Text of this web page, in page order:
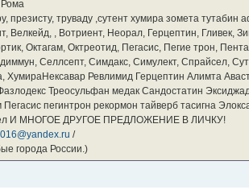
презисту, труваду ,сутент хумира зомета
Велкейд, , Вотриент, Неорал, Герцептин, Гливек,
Октагам, Октреотид, Пегасис, Пегие трон,
Селлсепт, Симдакс, Симулект, Спрайсел,
ХумираНексавар Ревлимид Герцептин Алимта
Треосульфан медак Сандостатин
Пегасис пегинтрон рекормон тайверб тасигна
И МНОГОЕ ДРУГОЕ ПРЕДЛОЖЕНИЕ В ЛИЧКУ!
/
города России.)